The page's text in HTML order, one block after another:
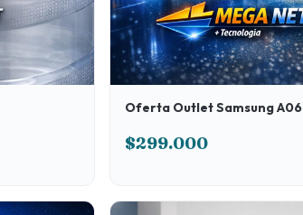
Oferta Outlet Samsung A06
$299.000